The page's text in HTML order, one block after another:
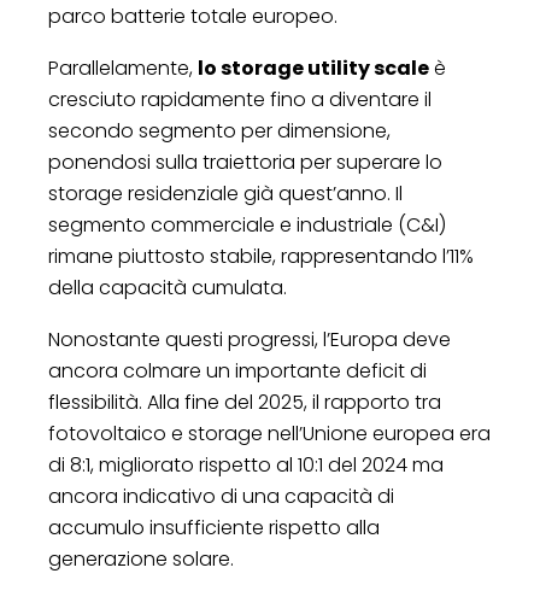
parco batterie totale europeo.
Parallelamente, lo storage utility scaleè
cresciuto rapidamente fino a diventare il
secondo segmento per dimensione,
ponendosi sulla traiettoria per superare lo
storage residenziale già quest’anno. Il
segmento commerciale e industriale (C&I)
rimane piuttosto stabile, rappresentando l’11%
della capacità cumulata.
Nonostante questi progressi, l’Europa deve
ancora colmare un importante deficit di
flessibilità. Alla fine del 2025, il rapporto tra
fotovoltaico e storage nell’Unione europea era
di 8:1, migliorato rispetto al 10:1 del 2024 ma
ancora indicativo di una capacità di
accumulo insufficiente rispetto alla
generazione solare.